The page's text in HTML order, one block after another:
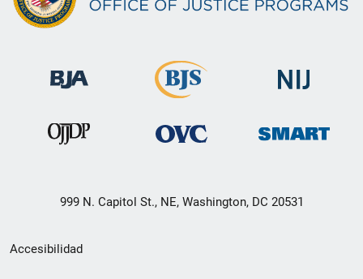
999 N. Capitol St., NE, Washington, DC 20531
Menú
Accesibilidad